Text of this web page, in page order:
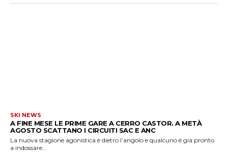
SKI NEWS
A FINE MESE LE PRIME GARE A CERRO CASTOR. A METÀ
AGOSTO SCATTANO I CIRCUITI SAC E ANC
La nuova stagione agonistica è dietro l’angolo e qualcuno è già pronto
a indossare...